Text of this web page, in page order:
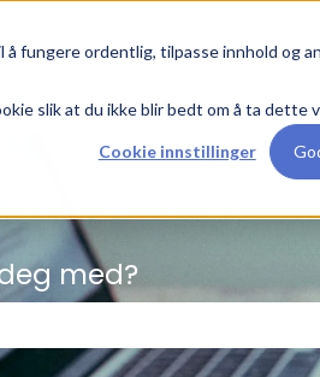
fungere ordentlig, tilpasse innhold og
slik at du ikke blir bedt om å ta dette
Cookie innstillinger
med?
søkefeltet er tomt.